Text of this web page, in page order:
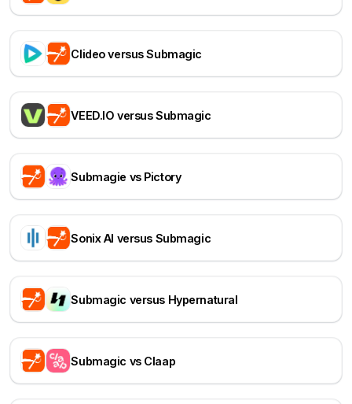
Clideo versus Submagic
VEED.IO versus Submagic
Submagie vs Pictory
Sonix AI versus Submagic
Submagic versus Hypernatural
Submagic vs Claap